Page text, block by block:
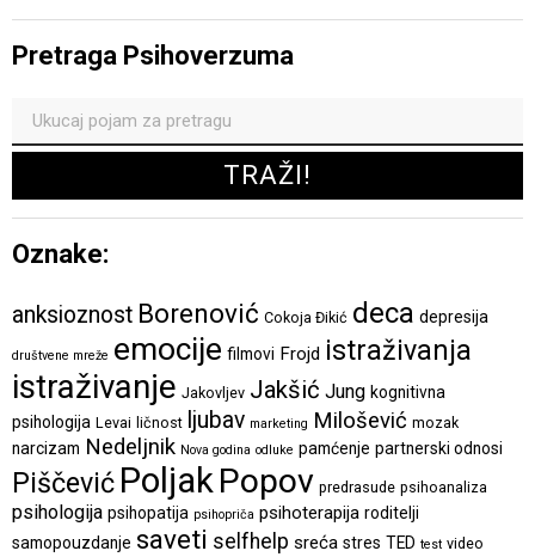
Pretraga Psihoverzuma
Oznake:
anksioznost Borenović Cokoja Đikić deca depresija
društvene mreže emocije filmovi Frojd istraživanja
istraživanje Jakovljev Jakšić Jung kognitivna
psihologija Levai ličnost ljubav marketing Milošević mozak
narcizam Nedeljnik Nova godina odluke pamćenje partnerski odnosi
Piščević PoljakPopov predrasude psihoanaliza
psihologija psihopatija psihopriča psihoterapija roditelji
samopouzdanje saveti selfhelp sreća stres TED test video